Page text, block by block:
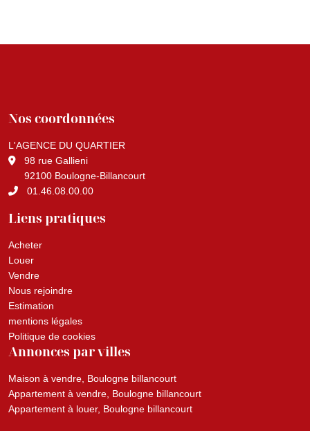
Nos coordonnées
L'AGENCE DU QUARTIER
98 rue Gallieni
92100 Boulogne-Billancourt
01.46.08.00.00
Liens pratiques
Acheter
Louer
Vendre
Nous rejoindre
Estimation
mentions légales
Politique de cookies
Annonces par villes
Maison à vendre, Boulogne billancourt
Appartement à vendre, Boulogne billancourt
Appartement à louer, Boulogne billancourt